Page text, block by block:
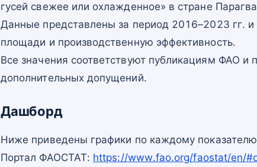
гусей свежее или охлажденное» в стране
Данные представлены за период 2016–2023 гг.
площади и производственную эффективность.
Все значения соответствуют публикациям ФАО и
дополнительных допущений.
Дашборд
Ниже приведены графики по каждому
Портал ФАОСТАТ: https://www.fao.org/faostat/en/